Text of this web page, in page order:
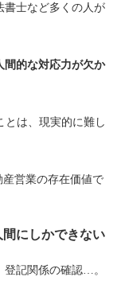
書士など多くの人が
間的な対応力が欠か
とは、現実的に難し
産営業の存在価値で
にしかできない
記関係の確認…。